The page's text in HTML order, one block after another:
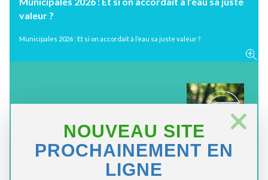
Toutes les éditions
vidéo
« Le droit à l’eau est un droit fondamental. Personne ne doit
NOUVEAU SITE
PROCHAINEMENT EN
LIGNE